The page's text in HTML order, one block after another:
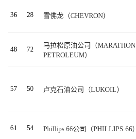
36 28 雪佛龙（CHEVRON）
48 72
马拉松原油公司（MARATHON
PETROLEUM）
57 50 卢克石油公司（LUKOIL）
61 54 Phillips 66公司（PHILLIPS 66）